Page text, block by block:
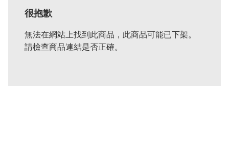
很抱歉
無法在網站上找到此商品，此商品可能已下架。
請檢查商品連結是否正確。